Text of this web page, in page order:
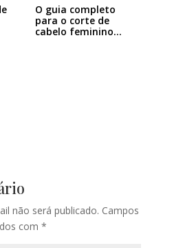
O guia completo
para o corte de
cabelo feminino…
não será publicado. Campos
com *